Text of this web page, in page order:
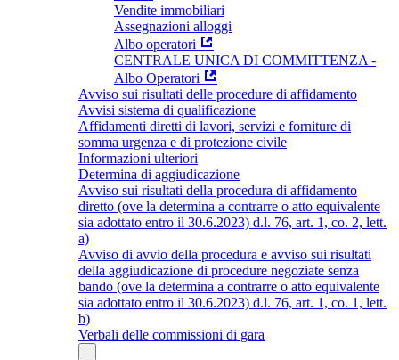
Vendite immobiliari
Assegnazioni alloggi
Albo operatori
CENTRALE UNICA DI COMMITTENZA -
Albo Operatori
Avviso sui risultati delle procedure di affidamento
Avvisi sistema di qualificazione
Affidamenti diretti di lavori, servizi e forniture di
somma urgenza e di protezione civile
Informazioni ulteriori
Determina di aggiudicazione
Avviso sui risultati della procedura di affidamento
diretto (ove la determina a contrarre o atto equivalente
sia adottato entro il 30.6.2023) d.l. 76, art. 1, co. 2, lett.
a)
Avviso di avvio della procedura e avviso sui risultati
della aggiudicazione di procedure negoziate senza
bando (ove la determina a contrarre o atto equivalente
sia adottato entro il 30.6.2023) d.l. 76, art. 1, co. 1, lett.
b)
Verbali delle commissioni di gara